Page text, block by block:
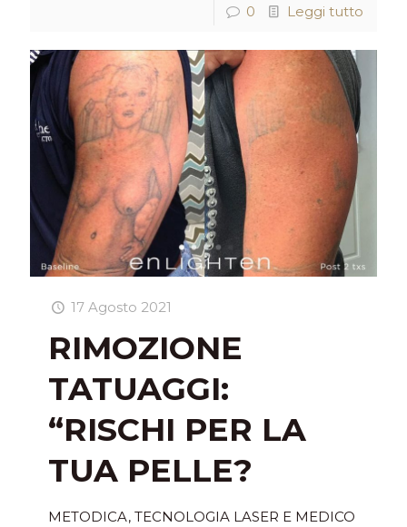
0 Leggi tutto
17 Agosto 2021
RIMOZIONE
TATUAGGI:
“RISCHI PER LA
TUA PELLE?
METODICA, TECNOLOGIA LASER E MEDICO